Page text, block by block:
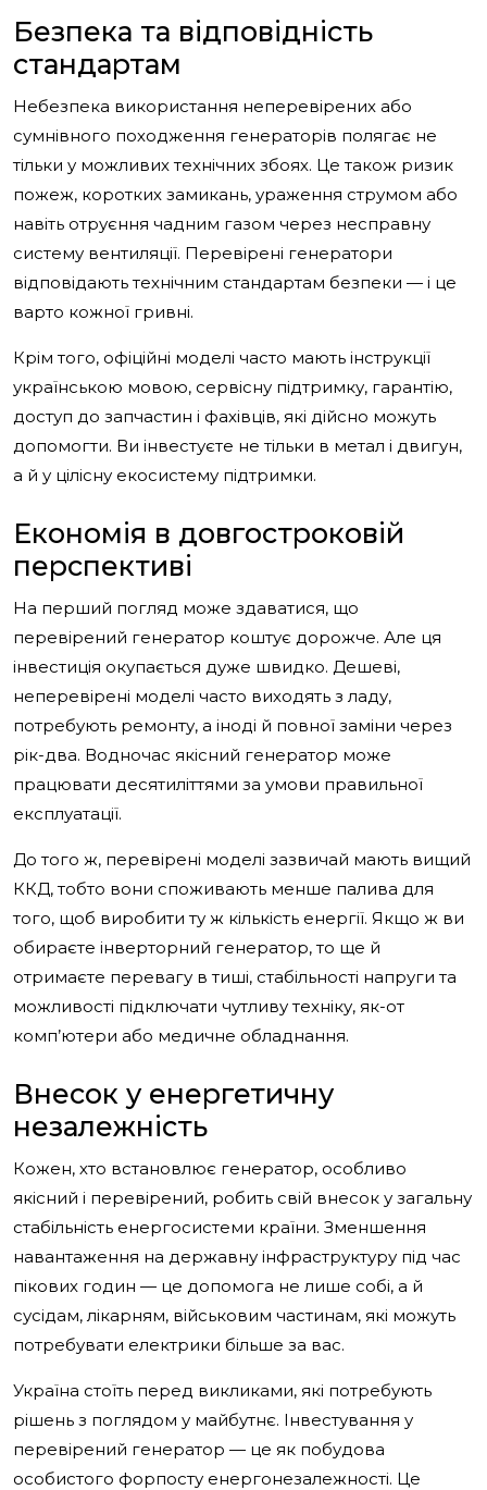
Безпека та відповідність
стандартам
Небезпека використання неперевірених або
сумнівного походження генераторів полягає не
тільки у можливих технічних збоях. Це також ризик
пожеж, коротких замикань, ураження струмом або
навіть отруєння чадним газом через несправну
систему вентиляції. Перевірені генератори
відповідають технічним стандартам безпеки — і це
варто кожної гривні.
Крім того, офіційні моделі часто мають інструкції
українською мовою, сервісну підтримку, гарантію,
доступ до запчастин і фахівців, які дійсно можуть
допомогти. Ви інвестуєте не тільки в метал і двигун,
а й у цілісну екосистему підтримки.
Економія в довгостроковій
перспективі
На перший погляд може здаватися, що
перевірений генератор коштує дорожче. Але ця
інвестиція окупається дуже швидко. Дешеві,
неперевірені моделі часто виходять з ладу,
потребують ремонту, а іноді й повної заміни через
рік-два. Водночас якісний генератор може
працювати десятиліттями за умови правильної
експлуатації.
До того ж, перевірені моделі зазвичай мають вищий
ККД, тобто вони споживають менше палива для
того, щоб виробити ту ж кількість енергії. Якщо ж ви
обираєте інверторний генератор, то ще й
отримаєте перевагу в тиші, стабільності напруги та
можливості підключати чутливу техніку, як-от
комп’ютери або медичне обладнання.
Внесок у енергетичну
незалежність
Кожен, хто встановлює генератор, особливо
якісний і перевірений, робить свій внесок у загальну
стабільність енергосистеми країни. Зменшення
навантаження на державну інфраструктуру під час
пікових годин — це допомога не лише собі, а й
сусідам, лікарням, військовим частинам, які можуть
потребувати електрики більше за вас.
Україна стоїть перед викликами, які потребують
рішень з поглядом у майбутнє. Інвестування у
перевірений генератор — це як побудова
особистого форпосту енергонезалежності. Це